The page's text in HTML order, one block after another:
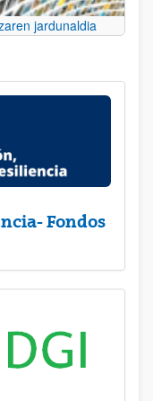
jardunaldia
Fondos